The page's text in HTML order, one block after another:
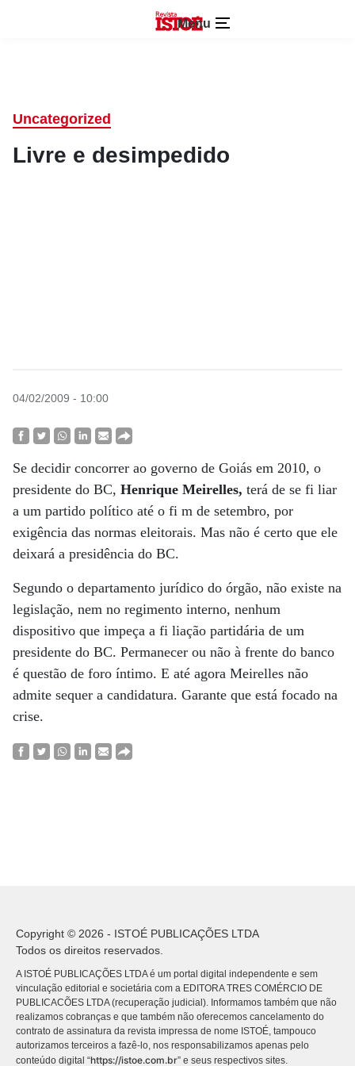
Menu
Uncategorized
Livre e desimpedido
04/02/2009 - 10:00
Se decidir concorrer ao governo de Goiás em 2010, o
presidente do BC, Henrique Meirelles, terá de se fi liar
a um partido político até o fi m de setembro, por
exigência das normas eleitorais. Mas não é certo que ele
deixará a presidência do BC.
Segundo o departamento jurídico do órgão, não existe na
legislação, nem no regimento interno, nenhum
dispositivo que impeça a fi liação partidária de um
presidente do BC. Permanecer ou não à frente do banco
é questão de foro íntimo. E até agora Meirelles não
admite sequer a candidatura. Garante que está focado na
crise.
Copyright © 2026 - ISTOÉ PUBLICAÇÕES LTDA
Todos os direitos reservados.
A ISTOÉ PUBLICAÇÕES LTDA é um portal digital independente e sem
vinculação editorial e societária com a EDITORA TRES COMÉRCIO DE
PUBLICACÕES LTDA (recuperação judicial). Informamos também que não
realizamos cobranças e que também não oferecemos cancelamento do
contrato de assinatura da revista impressa de nome ISTOÉ, tampouco
autorizamos terceiros a fazê-lo, nos responsabilizamos apenas pelo
conteúdo digital “https://istoe.com.br” e seus respectivos sites.